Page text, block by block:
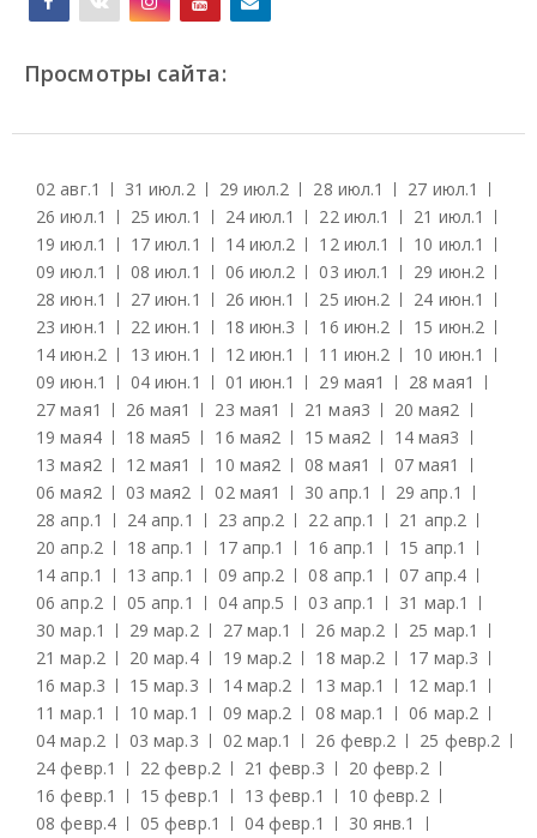
Просмотры сайта:
02 авг.1 31 июл.2 29 июл.2 28 июл.1 27 июл.1
26 июл.1 25 июл.1 24 июл.1 22 июл.1 21 июл.1
19 июл.1 17 июл.1 14 июл.2 12 июл.1 10 июл.1
09 июл.1 08 июл.1 06 июл.2 03 июл.1 29 июн.2
28 июн.1 27 июн.1 26 июн.1 25 июн.2 24 июн.1
23 июн.1 22 июн.1 18 июн.3 16 июн.2 15 июн.2
14 июн.2 13 июн.1 12 июн.1 11 июн.2 10 июн.1
09 июн.1 04 июн.1 01 июн.1 29 мая1 28 мая1
27 мая1 26 мая1 23 мая1 21 мая3 20 мая2
19 мая4 18 мая5 16 мая2 15 мая2 14 мая3
13 мая2 12 мая1 10 мая2 08 мая1 07 мая1
06 мая2 03 мая2 02 мая1 30 апр.1 29 апр.1
28 апр.1 24 апр.1 23 апр.2 22 апр.1 21 апр.2
20 апр.2 18 апр.1 17 апр.1 16 апр.1 15 апр.1
14 апр.1 13 апр.1 09 апр.2 08 апр.1 07 апр.4
06 апр.2 05 апр.1 04 апр.5 03 апр.1 31 мар.1
30 мар.1 29 мар.2 27 мар.1 26 мар.2 25 мар.1
21 мар.2 20 мар.4 19 мар.2 18 мар.2 17 мар.3
16 мар.3 15 мар.3 14 мар.2 13 мар.1 12 мар.1
11 мар.1 10 мар.1 09 мар.2 08 мар.1 06 мар.2
04 мар.2 03 мар.3 02 мар.1 26 февр.2 25 февр.2
24 февр.1 22 февр.2 21 февр.3 20 февр.2
16 февр.1 15 февр.1 13 февр.1 10 февр.2
08 февр.4 05 февр.1 04 февр.1 30 янв.1